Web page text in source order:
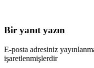
Bir yanıt yazın
E-posta adresiniz
işaretlenmişlerdir